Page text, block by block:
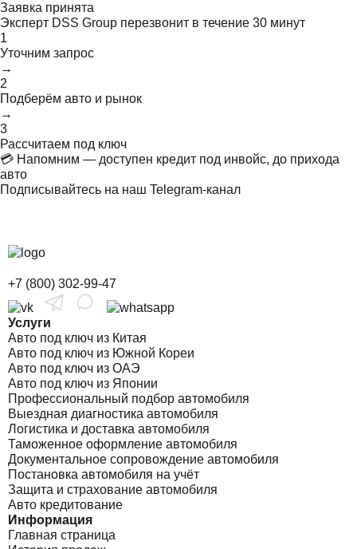
Заявка принята
Эксперт DSS Group перезвонит в течение 30 минут
1
Уточним запрос
→
2
Подберём авто и рынок
→
3
Рассчитаем под ключ
💳 Напомним — доступен кредит под инвойс, до прихода
авто
Подписывайтесь на наш Telegram-канал
+7 (800) 302-99-47
Услуги
Авто под ключ из Китая
Авто под ключ из Южной Кореи
Авто под ключ из ОАЭ
Авто под ключ из Японии
Профессиональный подбор автомобиля
Выездная диагностика автомобиля
Логистика и доставка автомобиля
Таможенное оформление автомобиля
Документальное сопровождение автомобиля
Постановка автомобиля на учёт
Защита и страхование автомобиля
Авто кредитование
Информация
Главная страница